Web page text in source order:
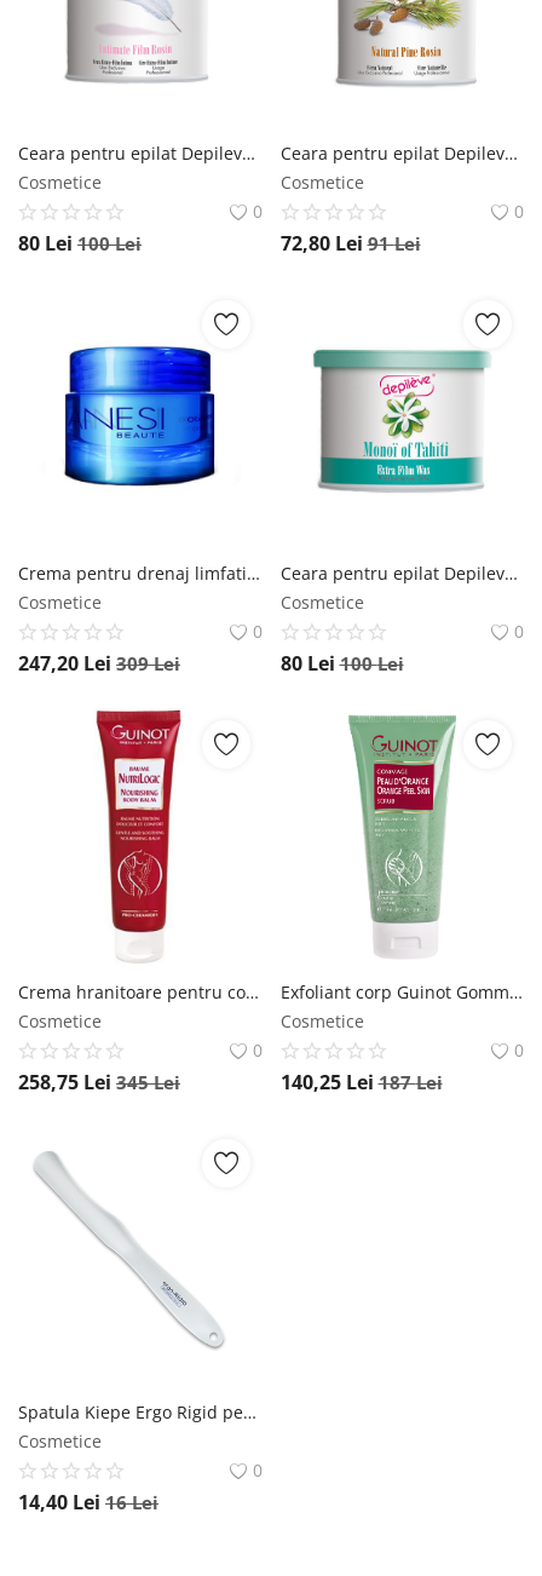
Ceara pentru epilat Depileve Intimate Film Rosin 800gr Depileve
Cosmetice
0
80 Lei 100Lei
Ceara pentru epilat Depileve Natural Pine Rosin 800gr Depileve
Cosmetice
0
72,80 Lei 91Lei
Crema pentru drenaj limfatic Anesi Aminofirm 200ml Anesi
Cosmetice
0
247,20 Lei 309Lei
Ceara pentru epilat Depileve Monoi Extra Film pentru toate tipurile de piele 800gr Depileve
Cosmetice
0
80 Lei 100Lei
Crema hranitoare pentru corp Guinot Nutrilogic 150 ml Guinot
Cosmetice
0
258,75 Lei 345Lei
Exfoliant corp Guinot Gommage Peau D'Orange 200ml Guinot
Cosmetice
0
140,25 Lei 187Lei
Spatula Kiepe Ergo Rigid pentru intins ceara Alba Kiepe
Cosmetice
0
14,40 Lei 16Lei